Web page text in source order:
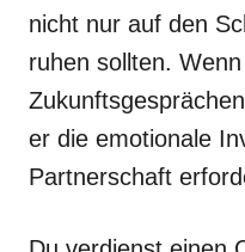
nicht nur auf den
ruhen sollten.
er die emotionale
Partnerschaft